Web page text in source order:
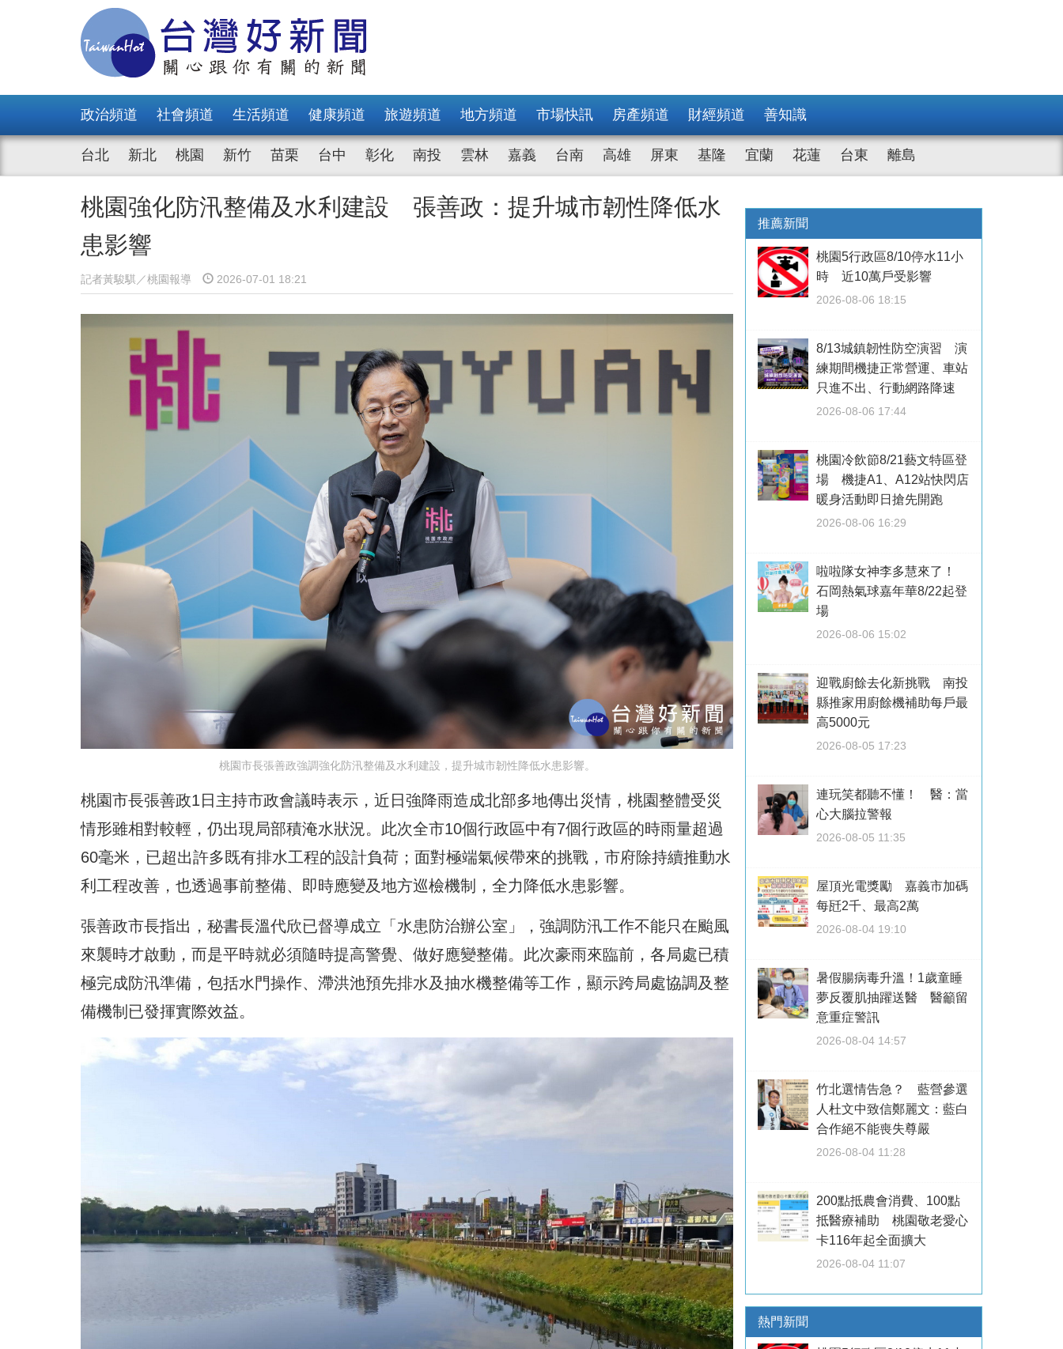
政治頻道 社會頻道 生活頻道 健康頻道 旅遊頻道 地方頻道 市場快訊 房產頻道 財經頻道 善知識
台北 新北 桃園 新竹 苗栗 台中 彰化 南投 雲林 嘉義 台南 高雄 屏東 基隆 宜蘭 花蓮 台東 離島
桃園強化防汛整備及水利建設 張善政：提升城市韌性降低水
患影響
記者黃駿騏／桃園報導 2026-07-01 18:21
桃園市長張善政強調強化防汛整備及水利建設，提升城市韌性降低水患影響。
桃園市長張善政1日主持市政會議時表示，近日強降雨造成北部多地傳出災情，桃園整體受災
情形雖相對較輕，仍出現局部積淹水狀況。此次全市10個行政區中有7個行政區的時雨量超過
60毫米，已超出許多既有排水工程的設計負荷；面對極端氣候帶來的挑戰，市府除持續推動水
利工程改善，也透過事前整備、即時應變及地方巡檢機制，全力降低水患影響。
張善政市長指出，秘書長溫代欣已督導成立「水患防治辦公室」，強調防汛工作不能只在颱風
來襲時才啟動，而是平時就必須隨時提高警覺、做好應變整備。此次豪雨來臨前，各局處已積
極完成防汛準備，包括水門操作、滯洪池預先排水及抽水機整備等工作，顯示跨局處協調及整
備機制已發揮實際效益。
推薦新聞
桃園5行政區8/10停水11小
時 近10萬戶受影響
2026-08-06 18:15
8/13城鎮韌性防空演習 演
練期間機捷正常營運、車站
只進不出、行動網路降速
2026-08-06 17:44
桃園冷飲節8/21藝文特區登
場 機捷A1、A12站快閃店
暖身活動即日搶先開跑
2026-08-06 16:29
啦啦隊女神李多慧來了！
石岡熱氣球嘉年華8/22起登
場
2026-08-06 15:02
迎戰廚餘去化新挑戰 南投
縣推家用廚餘機補助每戶最
高5000元
2026-08-05 17:23
連玩笑都聽不懂！ 醫：當
心大腦拉警報
2026-08-05 11:35
屋頂光電獎勵 嘉義市加碼
每瓩2千、最高2萬
2026-08-04 19:10
暑假腸病毒升溫！1歲童睡
夢反覆肌抽躍送醫 醫籲留
意重症警訊
2026-08-04 14:57
竹北選情告急？ 藍營參選
人杜文中致信鄭麗文：藍白
合作絕不能喪失尊嚴
2026-08-04 11:28
200點抵農會消費、100點
抵醫療補助 桃園敬老愛心
卡116年起全面擴大
2026-08-04 11:07
熱門新聞